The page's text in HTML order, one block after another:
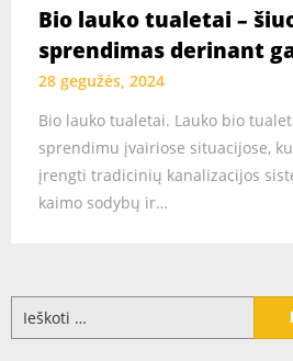
Bio lauko tualetai –
sprendimas derinant
28 gegužės, 2024
Bio lauko tualetai. Lauko bio
sprendimu įvairiose situacijose,
įrengti tradicinių kanalizacijos
kaimo sodybų ir…
Ieškoti: